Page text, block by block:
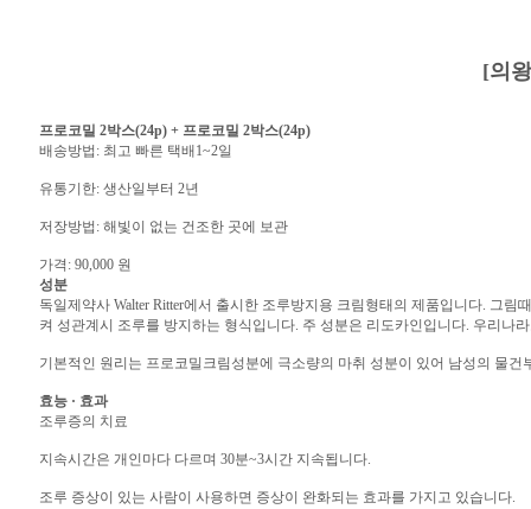
[의
프로코밀 2박스(24p) + 프로코밀 2박스(24p)
배송방법: 최고 빠른 택배1~2일
유통기한: 생산일부터 2년
저장방법: 해빛이 없는 건조한 곳에 보관
가격: 90,000 원
성분
독일제약사 Walter Ritter에서 출시한 조루방지용 크림형태의 제품입니다. 그
켜 성관계시 조루를 방지하는 형식입니다. 주 성분은 리도카인입니다. 우리나
기본적인 원리는 프로코밀크림성분에 극소량의 마취 성분이 있어 남성의 물
효능 · 효과
조루증의 치료
지속시간은 개인마다 다르며 30분~3시간 지속됩니다.
조루 증상이 있는 사람이 사용하면 증상이 완화되는 효과를 가지고 있습니다.